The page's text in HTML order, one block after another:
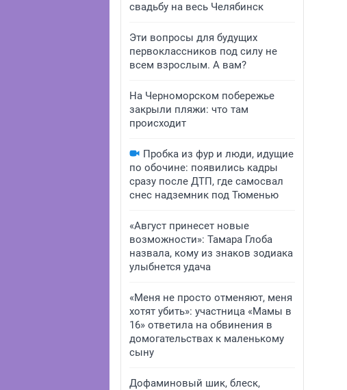
свадьбу на весь Челябинск
Эти вопросы для будущих
первоклассников под силу не
всем взрослым. А вам?
На Черноморском побережье
закрыли пляжи: что там
происходит
Пробка из фур и люди, идущие
по обочине: появились кадры
сразу после ДТП, где самосвал
снес надземник под Тюменью
«Август принесет новые
возможности»: Тамара Глоба
назвала, кому из знаков зодиака
улыбнется удача
«Меня не просто отменяют, меня
хотят убить»: участница «Мамы в
16» ответила на обвинения в
домогательствах к маленькому
сыну
Дофаминовый шик, блеск,